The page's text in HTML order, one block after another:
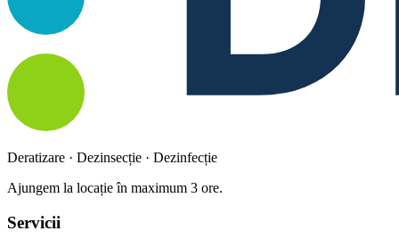
Deratizare · Dezinsecție · Dezinfecție
Ajungem la locație în maximum 3 ore.
Servicii